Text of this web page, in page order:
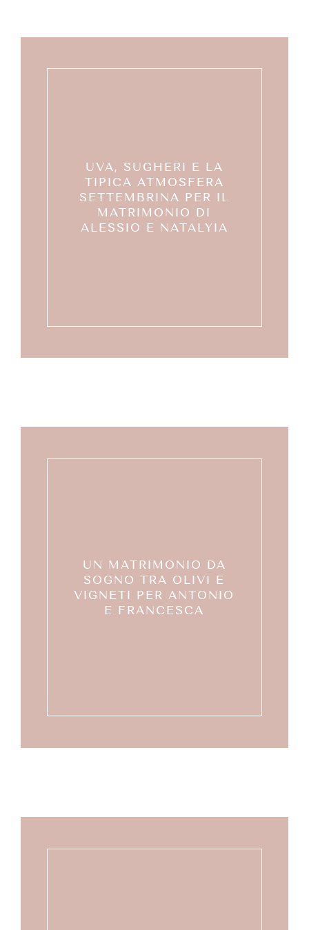
UVA, SUGHERI E LA
TIPICA ATMOSFERA
SETTEMBRINA PER IL
MATRIMONIO DI
ALESSIO E NATALYIA
UN MATRIMONIO DA
SOGNO TRA OLIVI E
VIGNETI PER ANTONIO
E FRANCESCA